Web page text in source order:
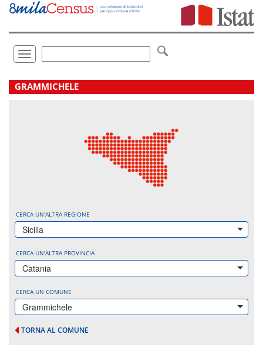
Vai
direttamente
Toggle
navigation
.
GRAMMICHELE
CERCA UN'ALTRA REGIONE
Sicilia
CERCA UN'ALTRA PROVINCIA
Catania
CERCA UN COMUNE
Grammichele
TORNA AL COMUNE